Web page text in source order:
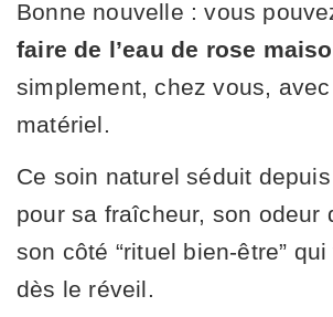
Bonne nouvelle : vous
faire de l’eau de rose
simplement, chez vous,
matériel.
Ce soin naturel séduit
pour sa fraîcheur, son odeur
son côté “rituel bien-être”
dès le réveil.